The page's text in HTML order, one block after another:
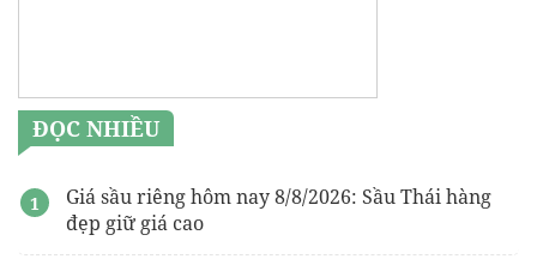
ĐỌC NHIỀU
Giá sầu riêng hôm nay 8/8/2026: Sầu Thái hàng
đẹp giữ giá cao